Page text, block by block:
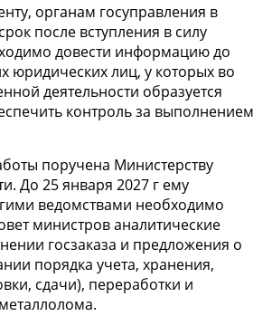
органам госуправления в
после вступления в силу
довести информацию до
юридических лиц, у которых во
деятельности образуется
контроль за выполнением
поручена Министерству
До 25 января 2027 г ему
ведомствами необходимо
министров аналитические
госзаказа и предложения о
порядка учета, хранения,
сдачи), переработки и